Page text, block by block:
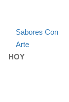
Sabores Con
Arte
HOY